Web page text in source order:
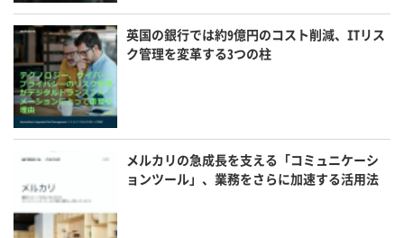
英国の銀行では約9億円のコスト削減、ITリス
ク管理を変革する3つの柱
メルカリの急成長を支える「コミュニケーシ
ョンツール」、業務をさらに加速する活用法